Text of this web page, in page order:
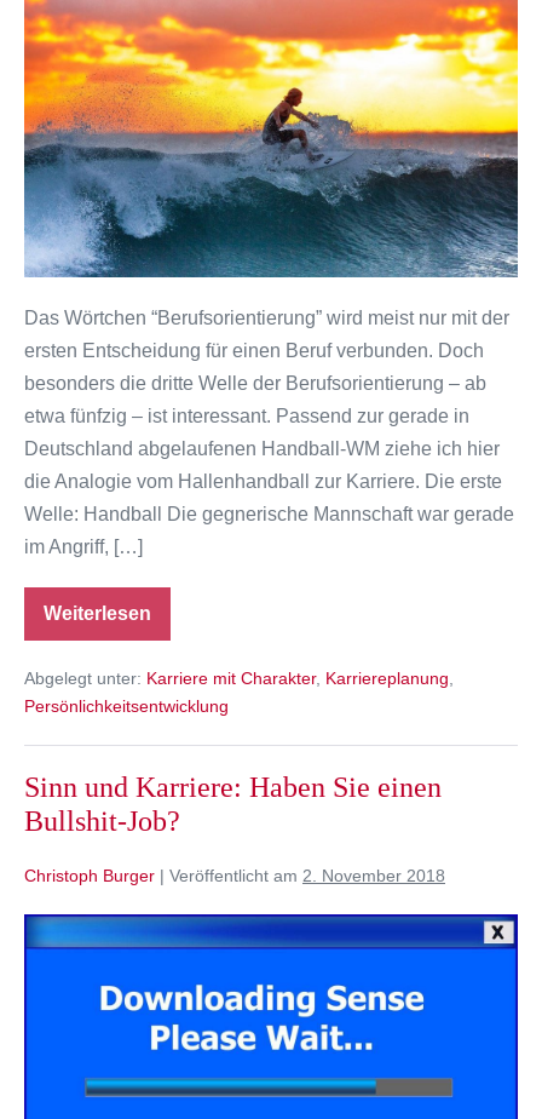
Die
dritte
Welle
der
Berufsorientierung
Das Wörtchen “Berufsorientierung” wird meist nur mit der
ersten Entscheidung für einen Beruf verbunden. Doch
besonders die dritte Welle der Berufsorientierung – ab
etwa fünfzig – ist interessant. Passend zur gerade in
Deutschland abgelaufenen Handball-WM ziehe ich hier
die Analogie vom Hallenhandball zur Karriere. Die erste
Welle: Handball Die gegnerische Mannschaft war gerade
im Angriff, […]
Weiterlesen
Die
dritte
der
Berufsorientierung
Abgelegt unter: Karriere mit Charakter, Karriereplanung
Persönlichkeitsentwicklung
Sinn und Karriere: Haben Sie einen
Bullshit-Job?
Christoph Burger | Veröffentlicht am 2. November 2018
Sinn